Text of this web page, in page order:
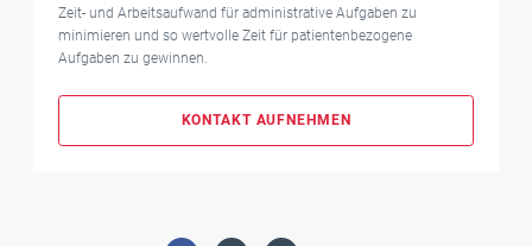
Zeit- und Arbeitsaufwand für administrative Aufgaben zu
minimieren und so wertvolle Zeit für patientenbezogene
Aufgaben zu gewinnen.
KONTAKT AUFNEHMEN